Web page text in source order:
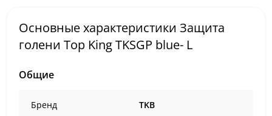
Основные характеристики Защита
голени Top King TKSGP blue- L
Общие
Бренд TKB